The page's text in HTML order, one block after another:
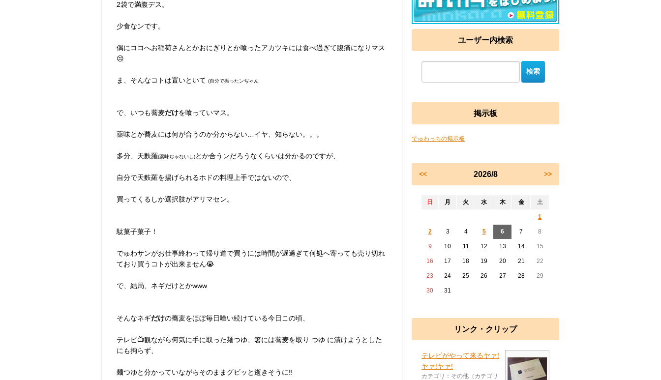
2袋で満腹デス。
少食なンです。
偶にココへお稲荷さんとかおにぎりとか喰ったアカツキには食べ過ぎて腹痛になりマス
😣
ま、そんなコトは置いといて (自分で振ったンぢゃん
で、いつも蕎麦だけを喰っていマス。
薬味とか蕎麦には何が合うのか分からない…イヤ、知らない。。。
多分、天麩羅(薬味ぢゃないし)とか合うンだろうなくらいは分かるのですが、
自分で天麩羅を揚げられるホドの料理上手ではないので、
買ってくるしか選択肢がアリマセン。
駄菓子菓子！
でゅわサンがお仕事終わって帰り道で買うには時間が遅過ぎて何処へ寄っても売り切れ
ており買うコトが出来ません😭
で、結局、ネギだけとかwww
そんなネギだけの蕎麦をほぼ毎日喰い続けている今日この頃、
テレビ📺観ながら何気に手に取った麺つゆ、箸には蕎麦を取り つゆ に漬けようとした
にも拘らず、
麺つゆと分かっていながらそのままグビッと逝きそうに‼︎
ユーザー内検索
掲示板
でゅわっちの掲示板
<< 2026/8 >>
日 月 火 水 木 金 土
1
2 3 4 5 6 7 8
9 10 11 12 13 14 15
16 17 18 19 20 21 22
23 24 25 26 27 28 29
30 31
リンク・クリップ
テレビがやって来るヤァ!
ヤァ!ヤァ!
カテゴリ：その他（カテゴリ